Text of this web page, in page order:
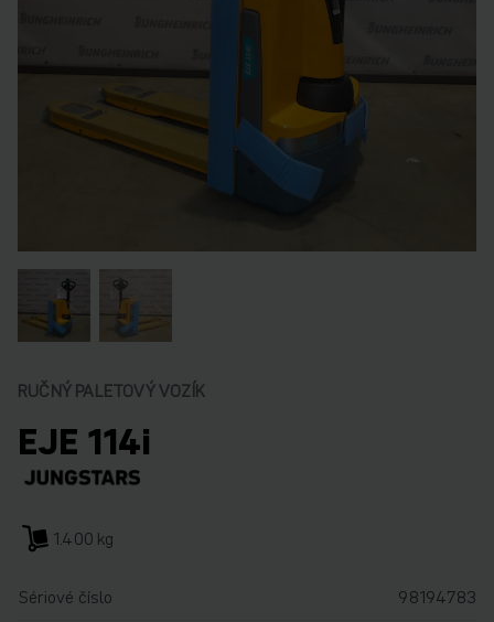
RUČNÝ PALETOVÝ VOZÍK
EJE 114i
1.400 kg
Sériové číslo
98194783